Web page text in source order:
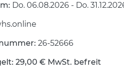
Do. 06.08.2026 - Do.
26-52666
29,00 € MwSt. befreit